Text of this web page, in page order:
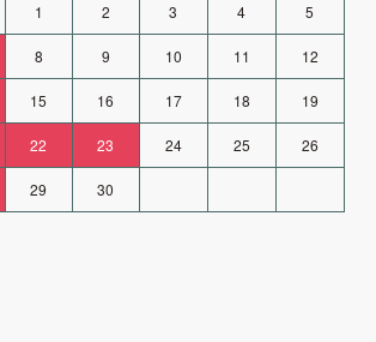
1 2 3 4 5
8 9 10 11 12
15 16 17 18 19
22 23 24 25 26
29 30